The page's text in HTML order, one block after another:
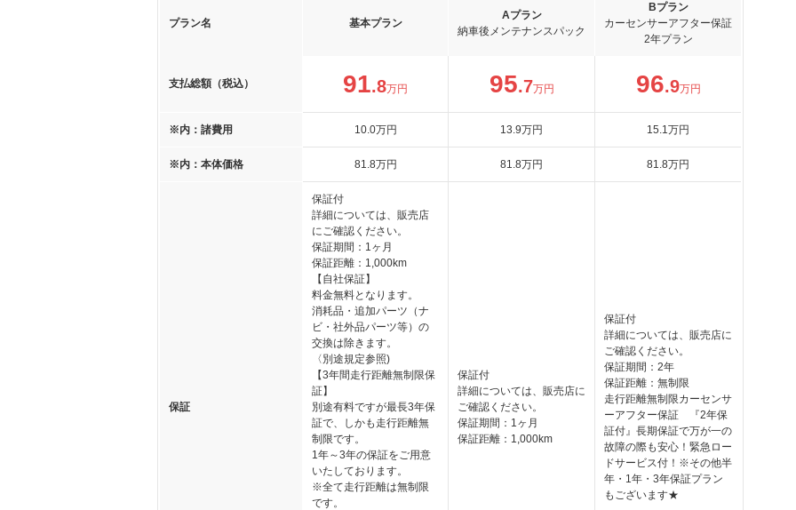
プラン名 基本プラン
Aプラン
納車後メンテナンスパック
Bプラン
カーセンサーアフター保証
2年プラン
支払総額（税込） 91.8万円 95.7万円 96.9万円
※内：諸費用 10.0万円 13.9万円 15.1万円
※内：本体価格 81.8万円 81.8万円 81.8万円
保証
保証付
詳細については、販売店
にご確認ください。
保証期間：1ヶ月
保証距離：1,000km
【自社保証】
料金無料となります。
消耗品・追加パーツ（ナ
ビ・社外品パーツ等）の
交換は除きます。
〈別途規定参照)
【3年間走行距離無制限保
証】
別途有料ですが最長3年保
証で、しかも走行距離無
制限です。
1年～3年の保証をご用意
いたしております。
※全て走行距離は無制限
です。
保証付
詳細については、販売店に
ご確認ください。
保証期間：1ヶ月
保証距離：1,000km
保証付
詳細については、販売店に
ご確認ください。
保証期間：2年
保証距離：無制限
走行距離無制限カーセンサ
ーアフター保証 『2年保
証付』長期保証で万が一の
故障の際も安心！緊急ロー
ドサービス付！※その他半
年・1年・3年保証プラン
もございます★